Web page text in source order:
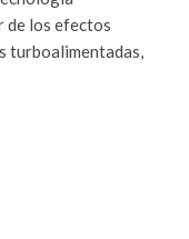
de los efectos
turboalimentadas,